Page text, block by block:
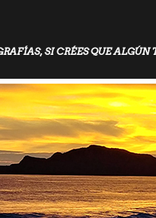
SI CRÉES QUE